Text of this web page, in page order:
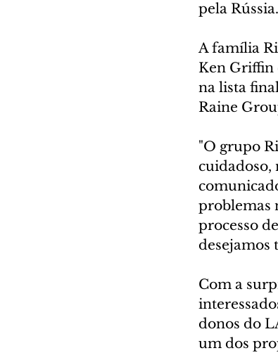
pela Rússia.
A família
Ken Griffin
na lista
Raine
"O grupo
cuidadoso,
problemas
processo
desejamos
Com a
donos do
um dos